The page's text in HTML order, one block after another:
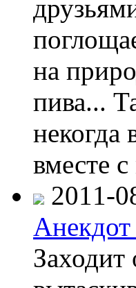
на
пива...
вместе
2011-
Заходит